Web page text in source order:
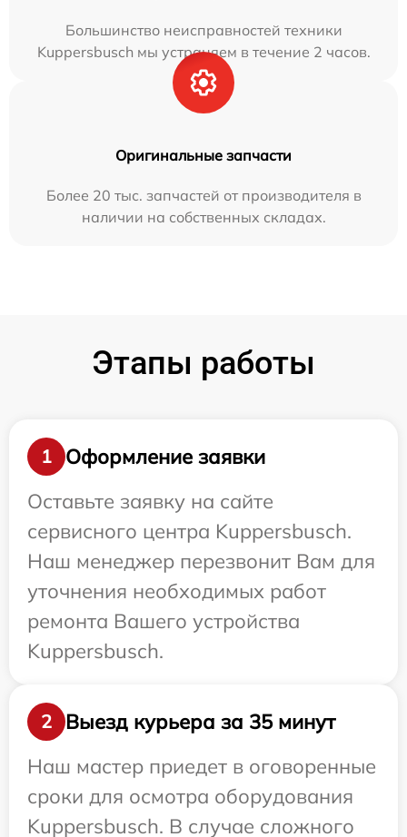
Большинство неисправностей техники
Kuppersbusch мы устраняем в течение 2 часов.
Оригинальные запчасти
Более 20 тыс. запчастей от производителя в
наличии на собственных складах.
Этапы работы
1
Оформление заявки
Оставьте заявку на сайте
сервисного центра Kuppersbusch.
Наш менеджер перезвонит Вам для
уточнения необходимых работ
ремонта Вашего устройства
Kuppersbusch.
2
Выезд курьера за 35 минут
Наш мастер приедет в оговоренные
сроки для осмотра оборудования
Kuppersbusch. В случае сложного